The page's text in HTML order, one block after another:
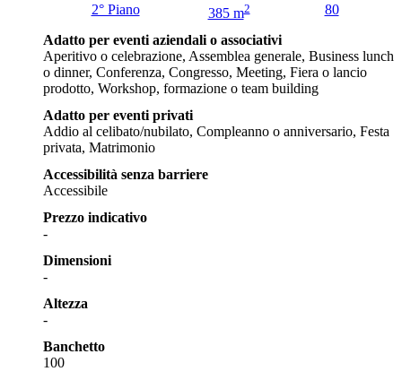
2° Piano 385 m2 80
Adatto per eventi aziendali o associativi
Aperitivo o celebrazione, Assemblea generale, Business lunch
o dinner, Conferenza, Congresso, Meeting, Fiera o lancio
prodotto, Workshop, formazione o team building
Adatto per eventi privati
Addio al celibato/nubilato, Compleanno o anniversario, Festa
privata, Matrimonio
Accessibilità senza barriere
Accessibile
Prezzo indicativo
-
Dimensioni
-
Altezza
-
Banchetto
100